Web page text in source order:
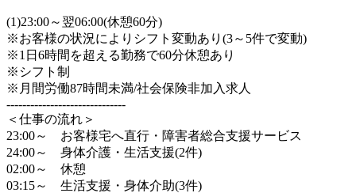
(1)23:00～翌06:00(休憩60分)
※お客様の状況によりシフト変動あり(3～5件で変動)
※1日6時間を超える勤務で60分休憩あり
※シフト制
※月間労働87時間未満/社会保険非加入求人
------------------------------
＜仕事の流れ＞
23:00～ お客様宅へ直行・障害者総合支援サービス
24:00～ 身体介護・生活支援(2件)
02:00～ 休憩
03:15～ 生活支援・身体介助(3件)